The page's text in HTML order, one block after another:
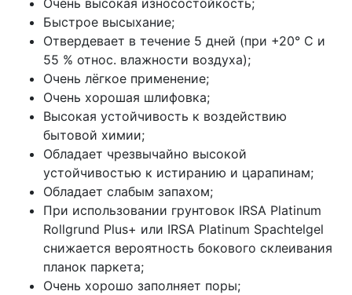
Быстрое высыхание;
Отвердевает в течение 5 дней (при +20° С и
55 % относ. влажности воздуха);
Очень лёгкое применение;
Очень хорошая шлифовка;
Высокая устойчивость к воздействию
бытовой химии;
Обладает чрезвычайно высокой
устойчивостью к истиранию и царапинам;
Обладает слабым запахом;
При использовании грунтовок IRSA Platinum
Rollgrund Plus+ или IRSA Platinum Spachtelgel
снижается вероятность бокового склеивания
планок паркета;
Очень хорошо заполняет поры;